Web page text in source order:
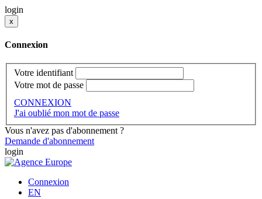
login
x
Connexion
Votre identifiant
Votre mot de passe
CONNEXION
J'ai oublié mon mot de passe
Vous n'avez pas d'abonnement ?
Demande d'abonnement
login
Connexion
EN